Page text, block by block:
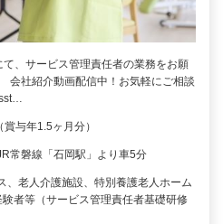
、サービス管理責任者の業務をお願
会社紹介動画配信中！お気軽にご相談
与年1.5ヶ月分）
常磐線「石岡駅」より車5分
、老人介護施設、特別養護老人ホーム
者等（サービス管理責任者基礎研修